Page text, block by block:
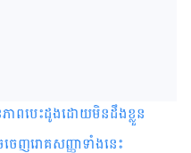
ាព​បេះដូង​​ដោយ​មិន​ដឹង​ខ្លួន​​​​​​​​​​​​​​​​​​​​​​​​​​​​​​​​​​​​​​​​​​​​​​​​​​​​​​​​​​​​
េញ​រោគសញ្ញា​ទាំង​នេះ​​​​​​​​​​​​​​​​​​​​​​​​​​​​​​​​​​​​​​​​​​​​​​​​​​​​​​​​​​​